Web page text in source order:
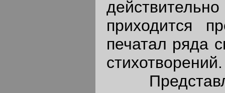
приходится
печатал ряда
стихотворений.